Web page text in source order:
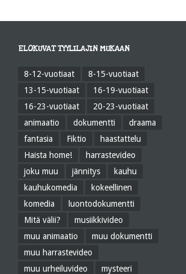
ELOKUVAT TYYLILAJIN MUKAAN
8-12-vuotiaat
8-15-vuotiaat
13-15-vuotiaat
16-19-vuotiaat
16-23-vuotiaat
20-23-vuotiaat
animaatio
dokumentti
draama
fantasia
Fiktio
haastattelu
Haista home!
harrastevideo
joku muu
jännitys
kauhu
kauhukomedia
kokeellinen
komedia
luontodokumentti
Mitä välii?
musiikkivideo
muu animaatio
muu dokumentti
muu harrastevideo
muu urheiluvideo
mysteeri